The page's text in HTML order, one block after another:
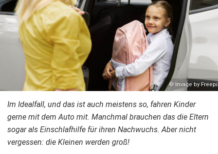
© Image by
Im Idealfall, und das ist auch meistens so, fahren Kinder
gerne mit dem Auto mit. Manchmal brauchen das die Eltern
sogar als Einschlafhilfe für ihren Nachwuchs. Aber nicht
vergessen: die Kleinen werden groß!